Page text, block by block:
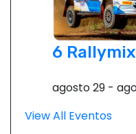
6
agosto 29 -
View All Eventos